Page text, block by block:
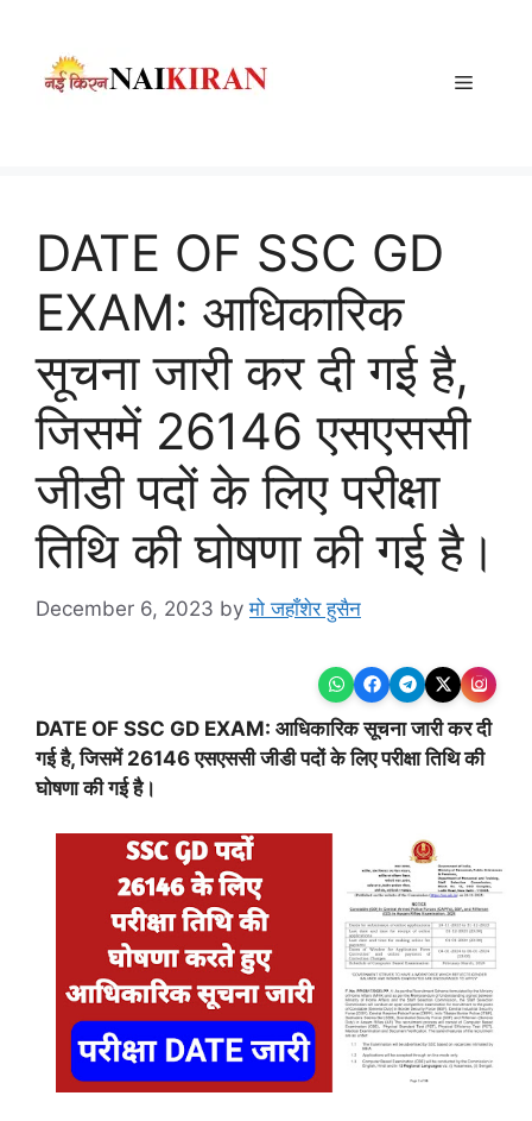
content
Menu
DATE OF SSC GD
EXAM: आधिकारिक
सूचना जारी कर दी गई है,
जिसमें 26146 एसएससी
जीडी पदों के लिए परीक्षा
तिथि की घोषणा की गई है।
December 6, 2023 byमो जहाँशेर हुसैन
DATE OF SSC GD EXAM: आधिकारिक सूचना जारी कर दी
गई है, जिसमें 26146 एसएससी जीडी पदों के लिए परीक्षा तिथि की
घोषणा की गई है।